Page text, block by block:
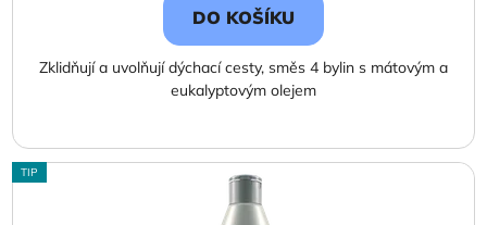
DO KOŠÍKU
Zklidňují a uvolňují dýchací cesty, směs 4 bylin s mátovým a
eukalyptovým olejem
TIP